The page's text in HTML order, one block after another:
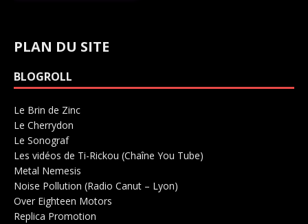
PLAN DU SITE
BLOGROLL
Le Brin de Zinc
Le Cherrydon
Le SonografSalle de concerts 0
Les vidéos de Ti-Rickou (Chaîne You Tube)
Metal Nemesis
Noise Pollution (Radio Canut – Lyon)
Over Eighteen Motors
Replica Promotion